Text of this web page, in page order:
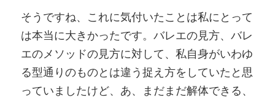
そうですね、これに気付いたことは私にとって
は本当に大きかったです。バレエの見方、バレ
エのメソッドの見方に対して、私自身がいわゆ
る型通りのものとは違う捉え方をしていたと思
っていましたけど、あ、まだまだ解体できる、